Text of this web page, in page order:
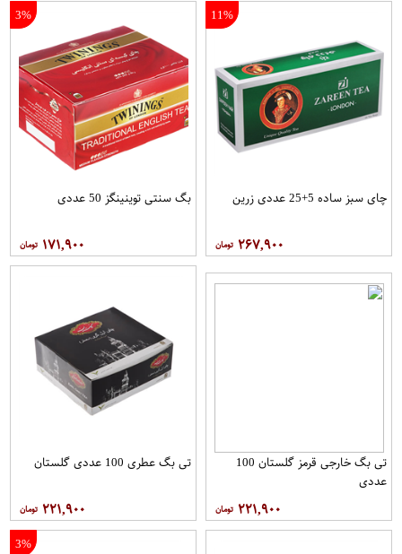
11%
چای سبز ساده 5+25 عددی زرین
۲۶۷,۹۰۰
3%
بگ سنتی توینینگز 50 عددی
۱۷۱,۹۰۰
تی بگ خارجی قرمز گلستان 100
عددی
۲۲۱,۹۰۰
تی بگ عطری 100 عددی گلستان
۲۲۱,۹۰۰
3%